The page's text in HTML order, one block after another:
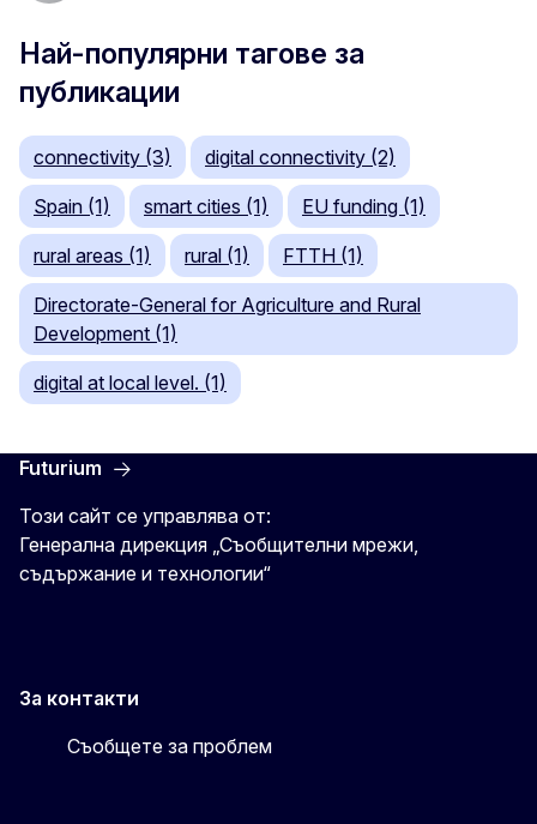
Най-популярни тагове за
публикации
connectivity (3) digital connectivity (2)
Spain (1) smart cities (1) EU funding (1)
rural areas (1) rural (1) FTTH (1)
Directorate-General for Agriculture and Rural
Development (1)
digital at local level. (1)
Futurium
Този сайт се управлява от:
Генерална дирекция „Съобщителни мрежи,
съдържание и технологии“
За контакти
Съобщете за проблем